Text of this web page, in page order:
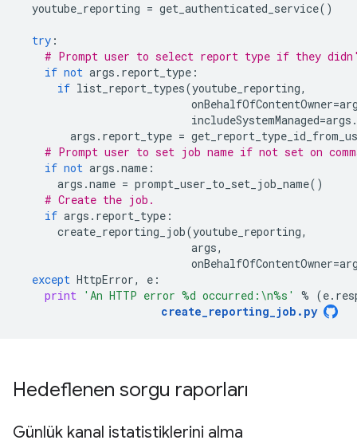
youtube_reporting = get_authenticated_service()
try :
# Prompt user to select report type if they
if not args . report_type :
if list_report_types(youtube_reporting,
onBehalfOfContentOwner=
includeSystemManaged=args .
args . report_type =
# Prompt user to set job name if not set on
if not args .name :
args .name = prompt_user_to_set_job_name()
# Create the job.
if args . report_type :
create_reporting_job(youtube_reporting,
args,
onBehalfOfContentOwner=
except HttpError, e :
print 'An HTTP error %d occurred: \n%s ' % (e.
create_reporting_job . py
Hedeflenen sorgu raporları
Günlük kanal istatistiklerini alma